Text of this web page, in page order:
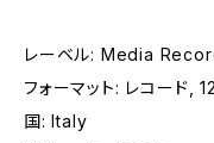
レーベル: Media
フォーマット: レコード,
国: Italy